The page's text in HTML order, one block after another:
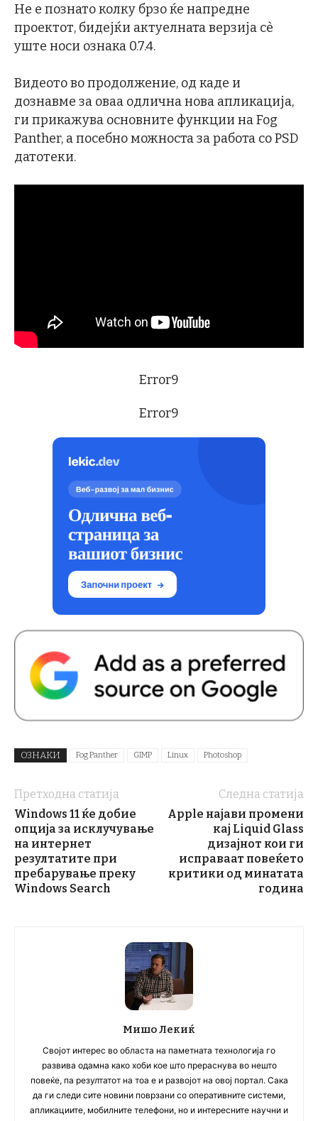
Не е познато колку брзо ќе напредне
проектот, бидејќи актуелната верзија сè
уште носи ознака 0.7.4.
Видеото во продолжение, од каде и
дознавме за оваа одлична нова апликација,
ги прикажува основните функции на Fog
Panther, а посебно можноста за работа со PSD
датотеки.
Error9
Error9
ОЗНАКИ Fog Panther GIMP Linux Photoshop
Претходна статија
Windows 11 ќе добие
опција за исклучување
на интернет
резултатите при
пребарување преку
Windows Search
Следна статија
Apple најави промени
кај Liquid Glass
дизајнот кои ги
исправаат повеќето
критики од минатата
година
Мишо Лекиќ
Својот интерес во областа на паметната технологија го
развива одамна како хоби кое што прераснува во нешто
повеќе, па резултатот на тоа е и развојот на овој портал. Сака
да ги следи сите новини поврзани со оперативните системи,
апликациите, мобилните телефони, но и интересните научни и